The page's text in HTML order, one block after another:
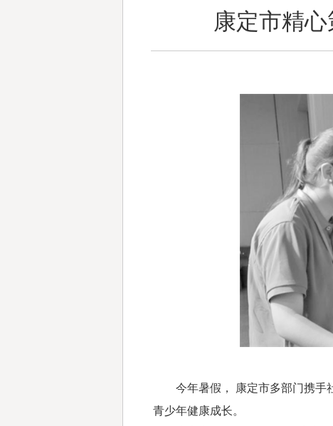
康定市精
今年暑假， 康定市多部门携手社
青少年健康成长。